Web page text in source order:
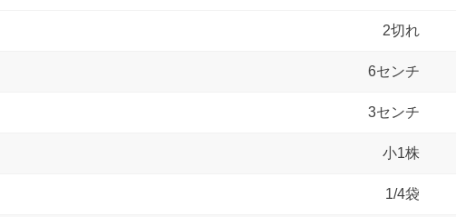
2切れ
6センチ
3センチ
小1株
1/4袋